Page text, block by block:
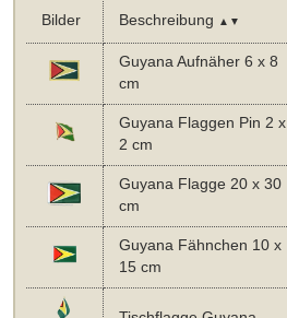
Bilder Beschreibung ▲▼
Guyana Aufnäher 6 x 8
cm
Guyana Flaggen Pin 2 x
2 cm
Guyana Flagge 20 x 30
cm
Guyana Fähnchen 10 x
15 cm